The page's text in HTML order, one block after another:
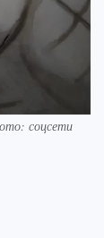
соцсети